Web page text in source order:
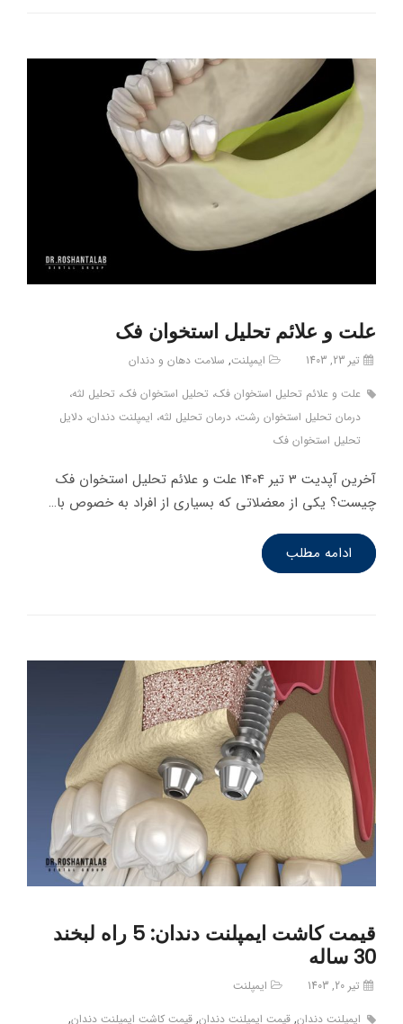
علت و علائم تحلیل استخوان فک
تیر 23, 1403 ایمپلنت, سلامت دهان و دندان
علت و علائم تحلیل استخوان فک، تحلیل استخوان فک، تحلیل لثه،
درمان تحلیل استخوان رشت، درمان تحلیل لثه، ایمپلنت دندان، دلایل
تحلیل استخوان فک
آخرین آپدیت 3 تیر 1404 علت و علائم تحلیل استخوان فک
چیست؟ یکی از معضلاتی که بسیاری از افراد به خصوص با…
ادامه مطلب
قیمت کاشت ایمپلنت دندان: 5 راه لبخند
30 ساله
تیر 20, 1403
ایمپلنت
ایمپلنت دندان, قیمت ایمپلنت دندان, قیمت کاشت ایمپلنت دندان,